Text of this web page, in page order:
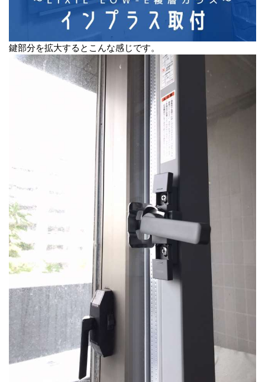
鍵部分を拡大するとこんな感じです。